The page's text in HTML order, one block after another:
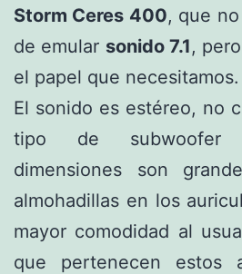
Storm Ceres 400, que
de emular sonido 7.1,
el papel que necesitamos.
El sonido es estéreo, no
tipo de subwoofer
dimensiones son
almohadillas en los
mayor comodidad al
que pertenecen estos